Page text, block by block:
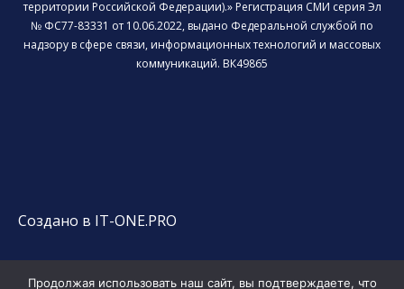
территории Российской Федерации).» Регистрация СМИ серия Эл
№ ФС77-83331 от 10.06.2022, выдано Федеральной службой по
надзору в сфере связи, информационных технологий и массовых
коммуникаций. ВК49865
Создано в IT-ONE.PRO
Продолжая использовать наш сайт, вы подтверждаете, что